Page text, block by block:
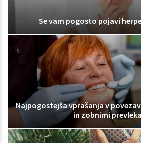
Se vam pogosto pojavi
Najpogostejša vprašanja v
in zobnimi